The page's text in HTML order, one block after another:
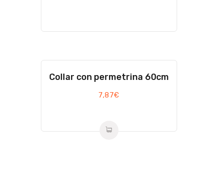
Collar con permetrina 60cm
7,87€